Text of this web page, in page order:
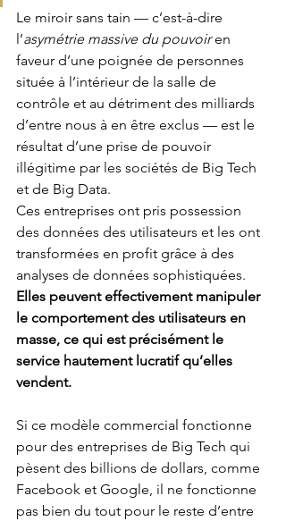
Le miroir sans tain — c’est-à-dire
l’asymétrie massive du pouvoir en
faveur d’une poignée de personnes
située à l’intérieur de la salle de
contrôle et au détriment des milliards
d’entre nous à en être exclus — est le
résultat d’une prise de pouvoir
illégitime par les sociétés de Big Tech
et de Big Data.
Ces entreprises ont pris possession
des données des utilisateurs et les ont
transformées en profit grâce à des
analyses de données sophistiquées.
Elles peuvent effectivement manipuler
le comportement des utilisateurs en
masse, ce qui est précisément le
service hautement lucratif qu’elles
vendent.
Si ce modèle commercial fonctionne
pour des entreprises de Big Tech qui
pèsent des billions de dollars, comme
Facebook et Google, il ne fonctionne
pas bien du tout pour le reste d’entre